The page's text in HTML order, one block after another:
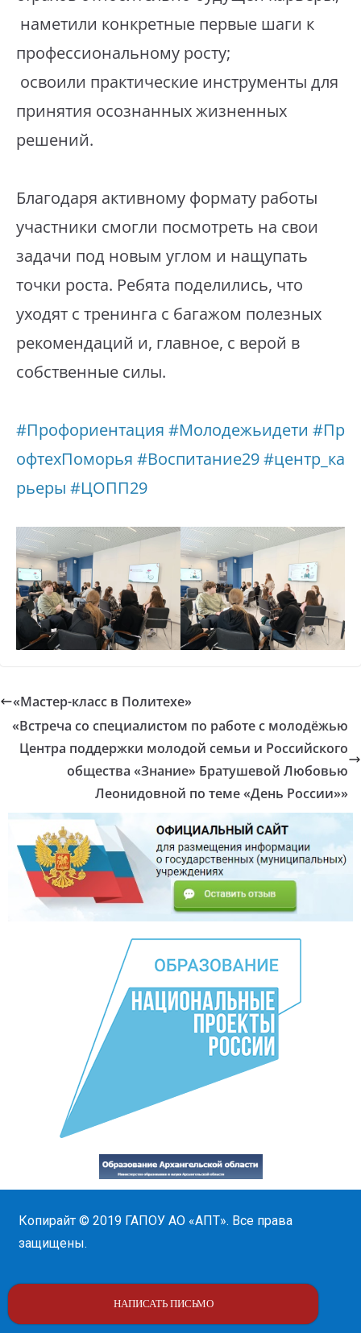
наметили конкретные первые шаги к
профессиональному росту;
освоили практические инструменты для
принятия осознанных жизненных
решений.
Благодаря активному формату работы
участники смогли посмотреть на свои
задачи под новым углом и нащупать
точки роста. Ребята поделились, что
уходят с тренинга с багажом полезных
рекомендаций и, главное, с верой в
собственные силы.
#Профориентация #Молодежьидети #Пр
офтехПоморья #Воспитание29#центр_ка
рьеры #ЦОПП29
«Мастер-класс в Политехе»
«Встреча со специалистом по работе с молодёжью
Центра поддержки молодой семьи и Российского
общества «Знание» Братушевой Любовью
Леонидовной по теме «День России»»
Копирайт © 2019 ГАПОУ АО «АПТ». Все права
защищены.
НАПИСАТЬ ПИСЬМО